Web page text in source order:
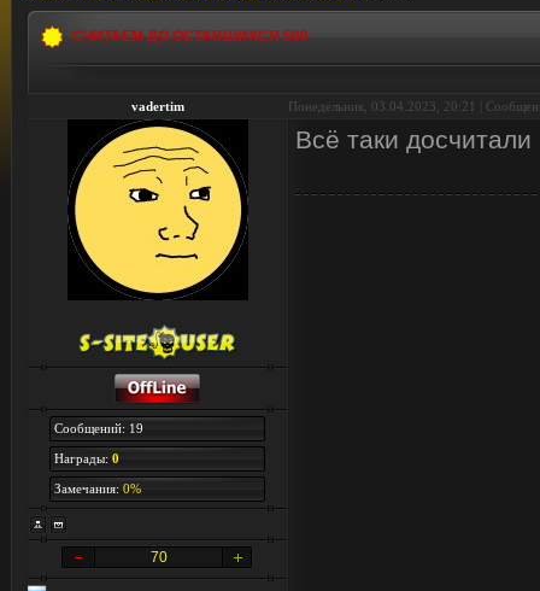
СЧИТАЕМ ДО ОСТАВШИХСЯ 500
vadertim Понедельник, 03.04.2023, 20:21 |
Сообщений: 19
Награды: 0
Замечания: 0%
70
Всё таки досчитали